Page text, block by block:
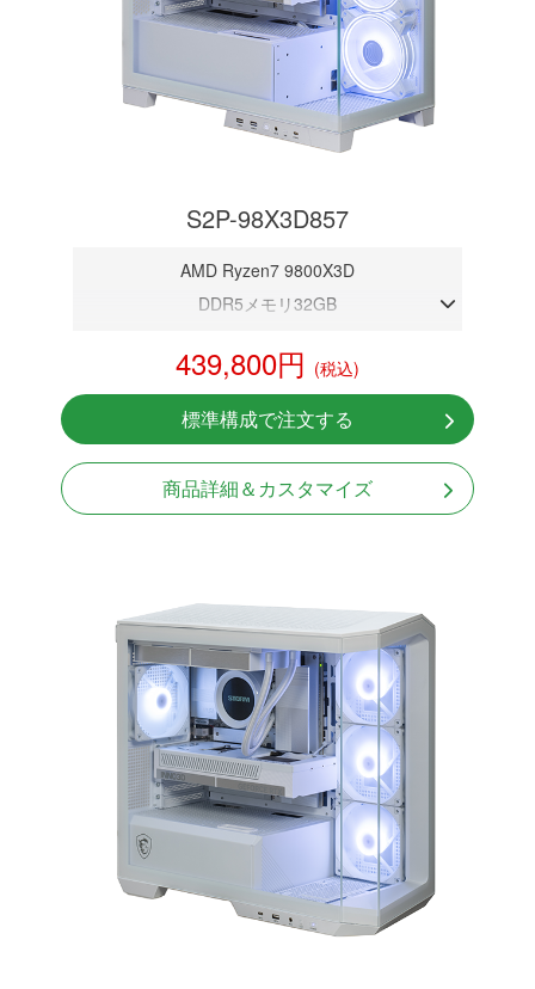
S2P-98X3D857
AMD Ryzen7 9800X3D
DDR5メモリ32GB
NVMeSSD 1TB
無線LAN Bluetooth対応
Windows11 Home 64bit
439,800円 (税込)
標準構成で注文する
商品詳細＆カスタマイズ